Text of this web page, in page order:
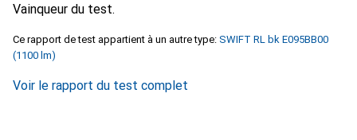
Vainqueur du test.
Ce rapport de test appartient à un autre type: SWIFT RL bk E095BB00
(1100 lm)
Voir le rapport du test complet